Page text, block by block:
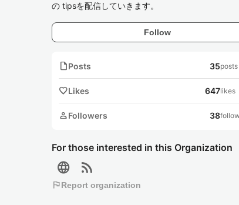
の tipsを配信していきます。
Follow
notePosts 35posts
favoriteLikes 647likes
personFollowers 38
For those interested in this Organization
language rss_feed
flagReport organization